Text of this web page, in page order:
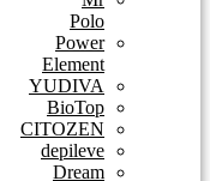
Polo
Power
Element
YUDIVA
BioTop
CITOZEN
depileve
Dream